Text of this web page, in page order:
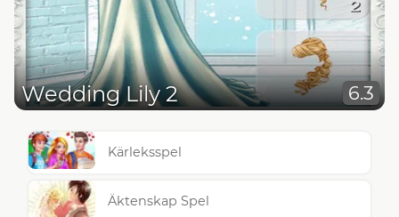
Wedding Lily 2 6.3
Kärleksspel
Äktenskap Spel